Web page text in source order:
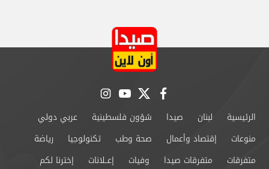
facebook
twitter
youtube
instagram
الرئيسية لبنان صيدا شؤون فلسطينية
عربي دولي
منوعات
إقتصاد وأعمال صحة وطب تكنولوجيا
رياضة
متفرقات
متفرقات صيدا وفيات إعــلانات إخترنا لكم